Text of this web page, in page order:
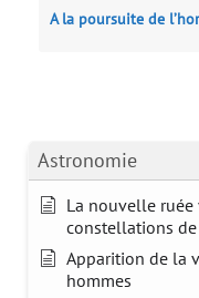
Astronomie
La nouvelle ruée
constellations
Apparition de la
hommes